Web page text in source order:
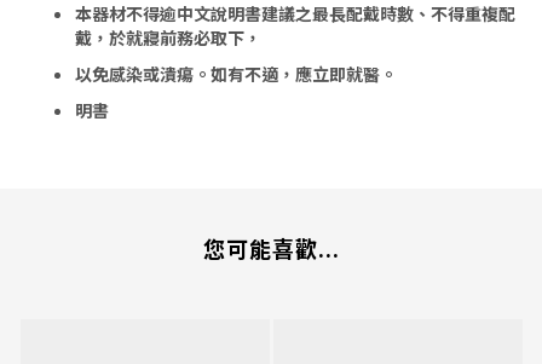
本器材不得逾中文說明書建議之最長配戴時數、不得重複配
戴，於就寢前務必取下，
以免感染或潰瘍。 如有不適，應立即就醫。
明書
您可能喜歡...